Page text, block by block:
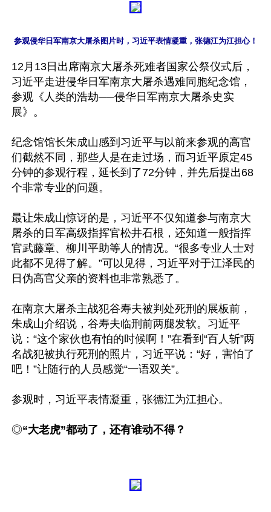
参观侵华日军南京大屠杀图片时，习近平表情凝重，张德江为江担心！
12月13日出席南京大屠杀死难者国家公祭仪式后，
习近平走进侵华日军南京大屠杀遇难同胞纪念馆，
参观《人类的浩劫──侵华日军南京大屠杀史实
展》。
纪念馆馆长朱成山感到习近平与以前来参观的高官
们截然不同，那些人是在走过场，而习近平原定45
分钟的参观行程，延长到了72分钟，并先后提出68
个非常专业的问题。
最让朱成山惊讶的是，习近平不仅知道参与南京大
屠杀的日军高级指挥官松井石根，还知道一般指挥
官武藤章、柳川平助等人的情况。“很多专业人士对
此都不见得了解。”可以见得，习近平对于江泽民的
日伪高官父亲的资料也非常熟悉了。
在南京大屠杀主战犯谷寿夫被判处死刑的展板前，
朱成山介绍说，谷寿夫临刑前两腿发软。习近平
说：“这个家伙也有怕的时候啊！”在看到“百人斩”两
名战犯被执行死刑的照片，习近平说：“好，害怕了
吧！”让随行的人员感觉“一语双关”。
参观时，习近平表情凝重，张德江为江担心。
◎“大老虎”都动了，还有谁动不得？